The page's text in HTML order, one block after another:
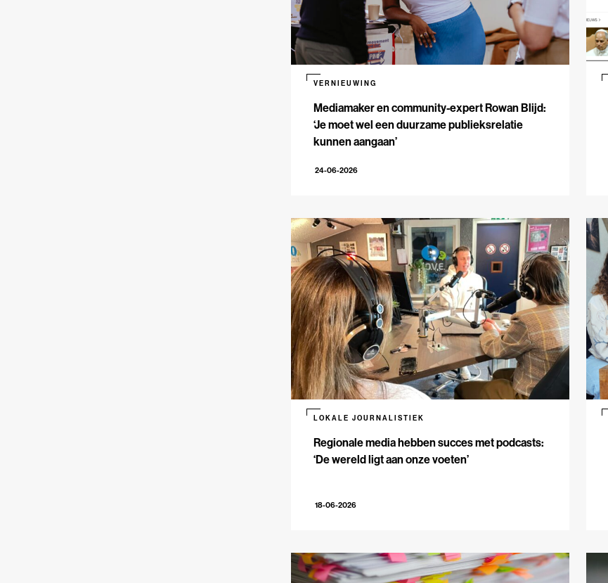
Mediamaker en community-expert Rowan Blijd:
‘Je moet wel een duurzame publieksrelatie
kunnen aangaan’
VERNIEUWING
24-06-2026
Regionale media hebben succes met podcasts:
‘De wereld ligt aan onze voeten’
LOKALE JOURNALISTIEK
18-06-2026